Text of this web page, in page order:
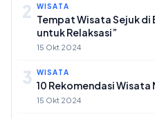
2 WISATA
Tempat Wisata Sejuk di
untuk Relaksasi”
15 Okt 2024
3 WISATA
10 Rekomendasi Wisata
15 Okt 2024